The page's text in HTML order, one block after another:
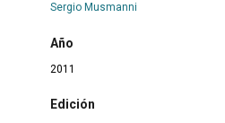
Sergio Musmanni
Año
2011
Edición